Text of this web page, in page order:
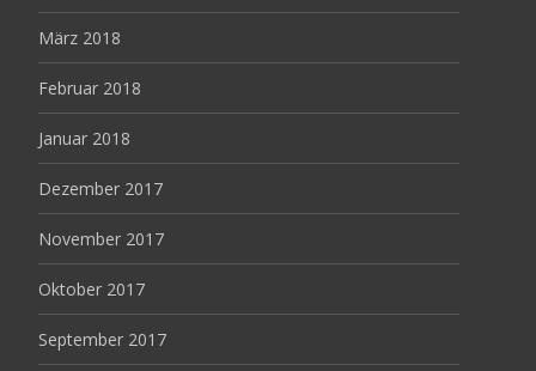
März 2018
Februar 2018
Januar 2018
Dezember 2017
November 2017
Oktober 2017
September 2017